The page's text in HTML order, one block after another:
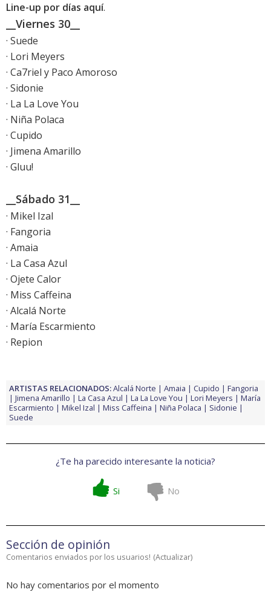
Line-up por días aquí.
__Viernes 30__
· Suede
· Lori Meyers
· Ca7riel y Paco Amoroso
· Sidonie
· La La Love You
· Niña Polaca
· Cupido
· Jimena Amarillo
· Gluu!
__Sábado 31__
· Mikel Izal
· Fangoria
· Amaia
· La Casa Azul
· Ojete Calor
· Miss Caffeina
· Alcalá Norte
· María Escarmiento
· Repion
ARTISTAS RELACIONADOS:Alcalá Norte Amaia Cupido
Fangoria
Jimena Amarillo
La Casa Azul La La Love You Lori Meyers
María
Escarmiento
Mikel Izal Miss Caffeina Niña Polaca
Sidonie
Suede
¿Te ha parecido interesante la noticia?
Si No
Sección de opinión
Comentarios enviados por los usuarios! (Actualizar)
No hay comentarios por el momento